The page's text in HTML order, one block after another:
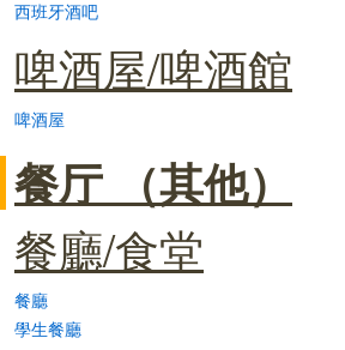
西班牙酒吧
啤酒屋/啤酒館
啤酒屋
餐厅 （其他）
餐廳/食堂
餐廳
學生餐廳